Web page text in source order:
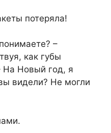
потеряла!
–
как губы
На Новый год, я
видели? Не могли